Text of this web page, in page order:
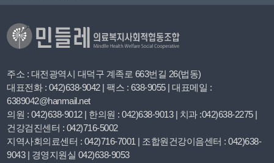
주소 : 대전광역시 대덕구 계족로 663번길 26(법동)
대표전화 : 042)638-9042 | 팩스 : 638-9055 | 대표메일 :
6389042@hanmail.net
의원 : 042)638-9012 | 한의원 : 042)638-9013 | 치과 :042)638-2275 |
건강검진센터 : 042)716-5002
지역사회의료센터 : 042)716-7001 | 조합원건강이음센터 : 042)638-
9043 | 경영지원실 042)638-9053